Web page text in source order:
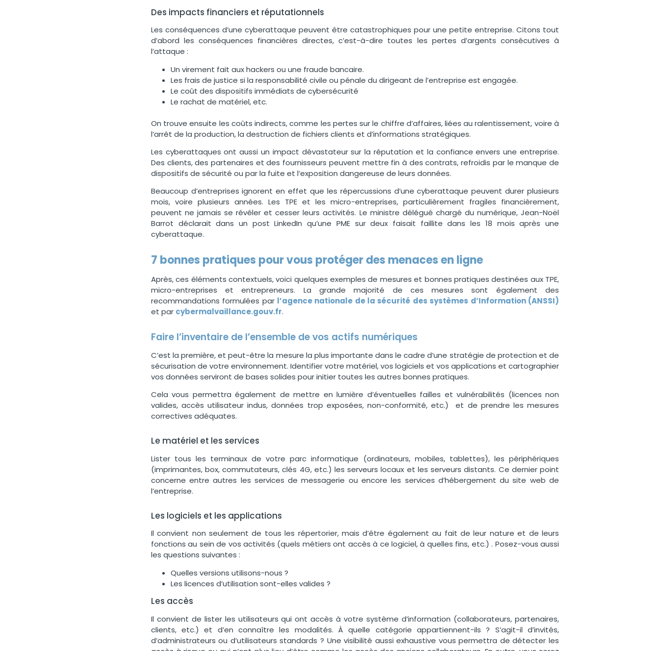
Des impacts financiers et réputationnels
Les conséquences d’une cyberattaque peuvent être catastrophiques pour une petite entreprise. Citons tout
d’abord les conséquences financières directes, c’est-à-dire toutes les pertes d’argents consécutives à
l’attaque :
Un virement fait aux hackers ou une fraude bancaire.
Les frais de justice si la responsabilité civile ou pénale du dirigeant de l’entreprise est engagée.
Le coût des dispositifs immédiats de cybersécurité
Le rachat de matériel, etc.
On trouve ensuite les coûts indirects, comme les pertes sur le chiffre d’affaires, liées au ralentissement, voire à
l’arrêt de la production, la destruction de fichiers clients et d’informations stratégiques.
Les cyberattaques ont aussi un impact dévastateur sur la réputation et la confiance envers une entreprise.
Des clients, des partenaires et des fournisseurs peuvent mettre fin à des contrats, refroidis par le manque de
dispositifs de sécurité ou par la fuite et l’exposition dangereuse de leurs données.
Beaucoup d’entreprises ignorent en effet que les répercussions d’une cyberattaque peuvent durer plusieurs
mois, voire plusieurs années. Les TPE et les micro-entreprises, particulièrement fragiles financièrement,
peuvent ne jamais se révéler et cesser leurs activités. Le ministre délégué chargé du numérique, Jean-Noël
Barrot déclarait dans un post LinkedIn qu’une PME sur deux faisait faillite dans les 18 mois après une
cyberattaque.
7 bonnes pratiques pour vous protéger des menaces en ligne
Après, ces éléments contextuels, voici quelques exemples de mesures et bonnes pratiques destinées aux TPE,
micro-entreprises et entrepreneurs. La grande majorité de ces mesures sont également des
recommandations formulées par l’agence nationale de la sécurité des systèmes d’Information(ANSSI)
et par cybermalvaillance.gouv.fr.
Faire l’inventaire de l’ensemble de vos actifs numériques
C’est la première, et peut-être la mesure la plus importante dans le cadre d’une stratégie de protection et de
sécurisation de votre environnement. Identifier votre matériel, vos logiciels et vos applications et cartographier
vos données serviront de bases solides pour initier toutes les autres bonnes pratiques.
Cela vous permettra également de mettre en lumière d’éventuelles failles et vulnérabilités (licences non
valides, accès utilisateur indus, données trop exposées, non-conformité, etc.) et de prendre les mesures
correctives adéquates.
Le matériel et les services
Lister tous les terminaux de votre parc informatique (ordinateurs, mobiles, tablettes), les périphériques
(imprimantes, box, commutateurs, clés 4G, etc.) les serveurs locaux et les serveurs distants. Ce dernier point
concerne entre autres les services de messagerie ou encore les services d’hébergement du site web de
l’entreprise.
Les logiciels et les applications
Il convient non seulement de tous les répertorier, mais d’être également au fait de leur nature et de leurs
fonctions au sein de vos activités (quels métiers ont accès à ce logiciel, à quelles fins, etc.) . Posez-vous aussi
les questions suivantes :
Quelles versions utilisons-nous ?
Les licences d’utilisation sont-elles valides ?
Les accès
Il convient de lister les utilisateurs qui ont accès à votre système d’information (collaborateurs, partenaires,
clients, etc.) et d’en connaître les modalités. À quelle catégorie appartiennent-ils ? S’agit-il d’invités,
d’administrateurs ou d’utilisateurs standards ? Une visibilité aussi exhaustive vous permettra de détecter les